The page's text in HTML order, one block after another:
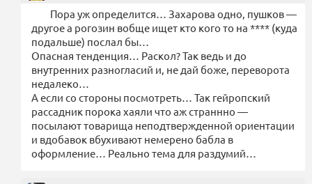
Пора уж определится… Захарова одно, пушков —
другое а рогозин вобще ищет кто кого то на **** (куда
подальше) послал бы…
Опасная тенденция… Раскол? Так ведь и до
внутренних разногласий и, не дай боже, переворота
недалеко…
А если со стороны посмотреть… Так гейропский
рассадник порока хаяли что аж страннно —
посылают товарища неподтвержденной ориентации
и вдобавок вбухивают немерено бабла в
оформление… Реально тема для раздумий…